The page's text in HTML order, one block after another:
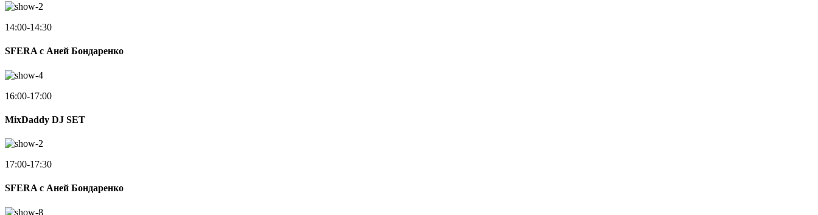
14:00-14:30
SFERA с Аней Бондаренко
16:00-17:00
MixDaddy DJ SET
17:00-17:30
SFERA с Аней Бондаренко